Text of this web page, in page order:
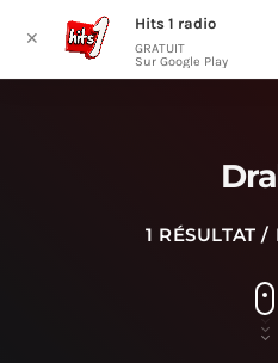
1 RÉSULTAT /
✕
Hits 1 radio
GRATUIT
Sur Google Play